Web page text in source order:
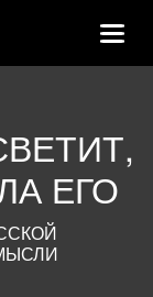
Toggle
ЕГО